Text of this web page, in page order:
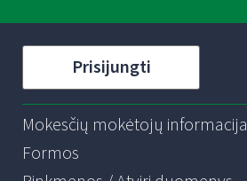
Prisijungti
Mokesčių mokėtojų informacija
Formos